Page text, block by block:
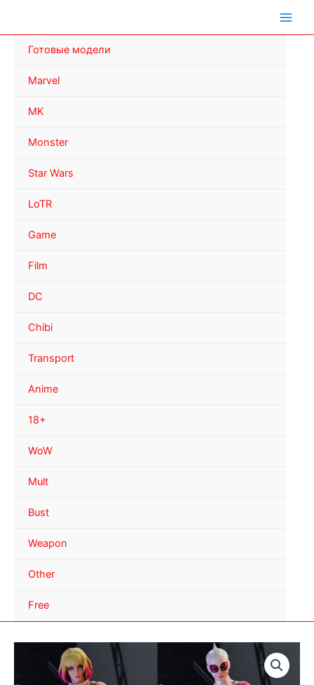
Готовые модели
Marvel
MK
Monster
Star Wars
LoTR
Game
Film
DC
Chibi
Transport
Anime
18+
WoW
Mult
Bust
Weapon
Other
Free